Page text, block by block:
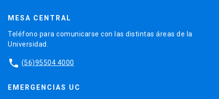
MESA CENTRAL
Teléfono para comunicarse con las distintas áreas de la
Universidad.
phone (56)95504 4000
EMERGENCIAS UC